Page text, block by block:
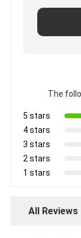
The
5 stars
4 stars
3 stars
2 stars
1 stars
All Reviews